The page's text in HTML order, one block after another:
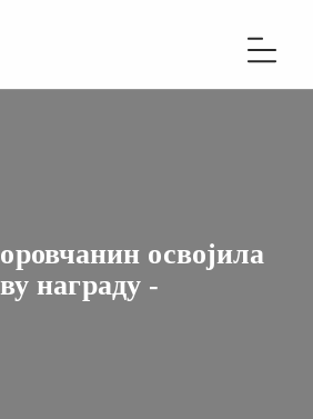
освојила
награду -